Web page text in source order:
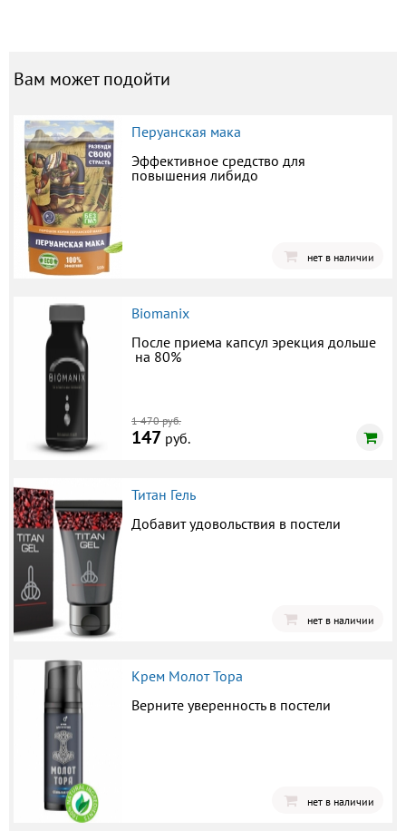
Вам может подойти
Перуанская мака
Эффективное средство для
повышения либидо
нет в наличии
Biomanix
После приема капсул эрекция дольше
на 80%
1 470 руб.
147 руб.
Титан Гель
Добавит удовольствия в постели
нет в наличии
Крем Молот Тора
Верните уверенность в постели
нет в наличии